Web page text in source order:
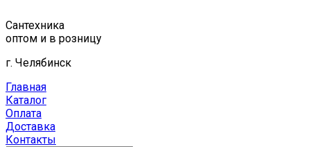
к
содержимому
Сантехника
оптом и в розницу
г. Челябинск
Главная
Каталог
Оплата
Доставка
Контакты